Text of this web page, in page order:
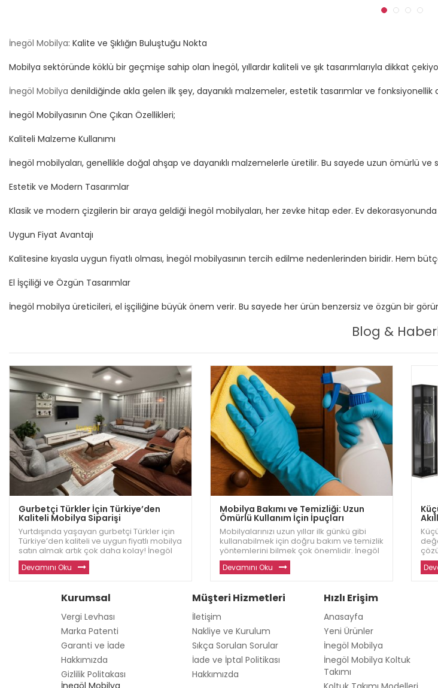
İnegöl Mobilya: Kalite ve Şıklığın Buluştuğu Nokta
Mobilya sektöründe köklü bir geçmişe sahip olan İnegöl, yıllardır kaliteli ve şık tasarımlarıyla dikkat
İnegöl Mobilya denildiğinde akla gelen ilk şey, dayanıklı malzemeler, estetik tasarımlar ve
İnegöl Mobilyasının Öne Çıkan Özellikleri;
Kaliteli Malzeme Kullanımı
İnegöl mobilyaları, genellikle doğal ahşap ve dayanıklı malzemelerle üretilir. Bu sayede uzun ömürlü ve
Estetik ve Modern Tasarımlar
Klasik ve modern çizgilerin bir araya geldiği İnegöl mobilyaları, her zevke hitap eder. Ev
Uygun Fiyat Avantajı
Kalitesine kıyasla uygun fiyatlı olması, İnegöl mobilyasının tercih edilme nedenlerinden biridir. Hem
El İşçiliği ve Özgün Tasarımlar
İnegöl mobilya üreticileri, el işçiliğine büyük önem verir. Bu sayede her ürün benzersiz ve özgün bir
Blog &
Gurbetçi Türkler İçin Türkiye’den
Kaliteli Mobilya Siparişi
Yurtdışında yaşayan gurbetçi Türkler için
Türkiye’den kaliteli ve uygun fiyatlı mobilya
satın almak artık çok daha kolay! İnegöl
Dizayn, evinizi sıcacık bir yuva haline
getirecek dayanıklı ve modern mobilyalar
Devamını Oku
Mobilya Bakımı ve Temizliği: Uzun
Ömürlü Kullanım İçin İpuçları
Mobilyalarınızı uzun yıllar ilk günkü gibi
kullanabilmek için doğru bakım ve temizlik
yöntemlerini bilmek çok önemlidir. İnegöl
Dizayn, mobilyalarınızı korumanız için en
etkili ipuçlarını sizlerle paylaşıyor. Daha
Devamını Oku
Kurumsal
Vergi Levhası
Marka Patenti
Garanti ve İade
Hakkımızda
Gizlilik Politakası
İnegöl Mobilya
Müşteri Hizmetleri
İletişim
Nakliye ve Kurulum
Sıkça Sorulan Sorular
İade ve İptal Politikası
Hakkımızda
Hızlı Erişim
Anasayfa
Yeni Ürünler
İnegöl Mobilya
İnegöl Mobilya Koltuk
Takımı